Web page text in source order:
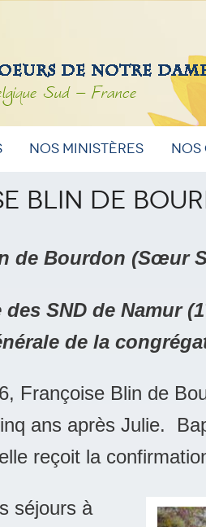
Sud – France
Nos ministères
Blin de
de Bourdon (Sœur
SND de Namur
de la
Françoise Blin de
ans après Julie.
reçoit la
séjours à